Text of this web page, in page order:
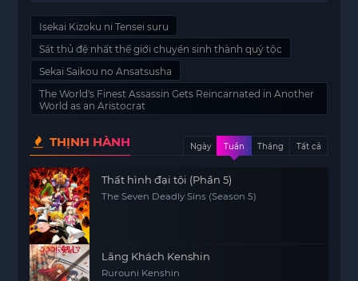
Isekai Kizoku ni Tensei suru
Sát thủ đệ nhất thế giới chuyển sinh thành quý tộc
Sekai Saikou no Ansatsusha
The World's Finest Assassin Gets Reincarnated in Another
World as an Aristocrat
THỊNH HÀNH Ngày Tuần Tháng Tất cả
Thất hình đại tội (Phần 5)
The Seven Deadly Sins (Season 5)
Lãng Khách Kenshin
Rurouni Kenshin